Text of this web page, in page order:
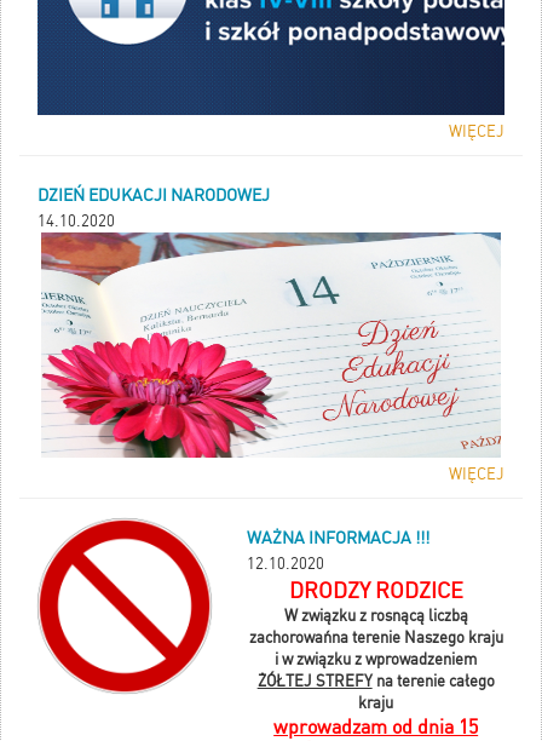
WIĘCEJ
DZIEŃ EDUKACJI NARODOWEJ
14.10.2020
WIĘCEJ
WAŻNA INFORMACJA !!!
12.10.2020
DRODZY RODZICE
W związku z rosnącą liczbą
zachorowańna terenie Naszego kraju
i w związku z wprowadzeniem
ŻÓŁTEJ STREFYna terenie całego
kraju
wprowadzam od dnia 15